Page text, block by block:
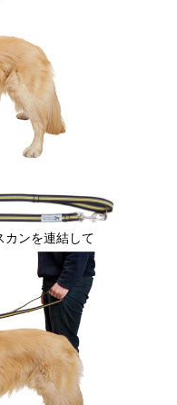
カンを連結して